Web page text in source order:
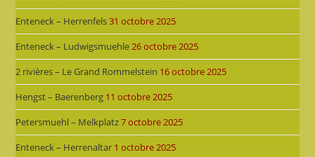
Enteneck – Herrenfels31 octobre 2025
Enteneck – Ludwigsmuehle26 octobre 2025
2 rivières – Le Grand Rommelstein 16 octobre 2025
Hengst – Baerenberg 11 octobre 2025
Petersmuehl – Melkplatz7 octobre 2025
Enteneck – Herrenaltar 1 octobre 2025